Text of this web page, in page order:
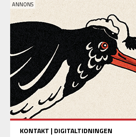
KONTAKT | DIGITALTIDNINGEN